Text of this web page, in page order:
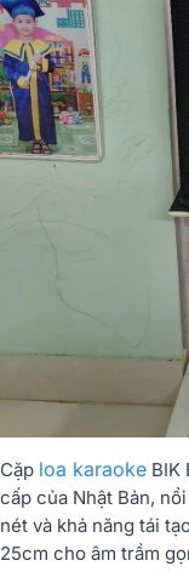
Cặp loa karaoke BIK
cấp của Nhật Bản,
nét và khả năng tái
25cm cho âm trầm